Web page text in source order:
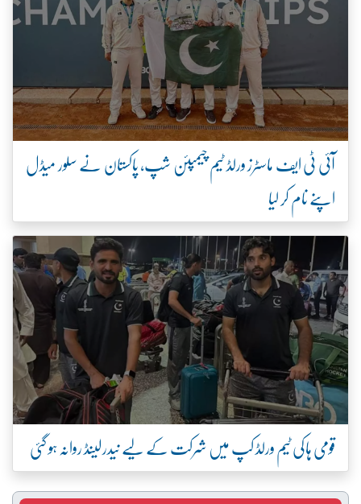
آئی ٹی ایف ماسٹرز ورلڈ ٹیم چیمپئن شپ، پاکستان نے سلور میڈل
اپنے نام کر لیا
قومی ہاکی ٹیم ورلڈ کپ میں شرکت کے لیے نیدرلینڈ روانہ ہو گئی